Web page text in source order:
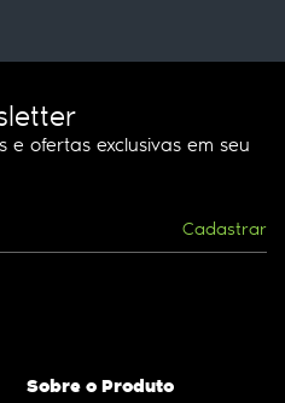
e ofertas exclusivas em seu
Cadastrar
Sobre o Produto